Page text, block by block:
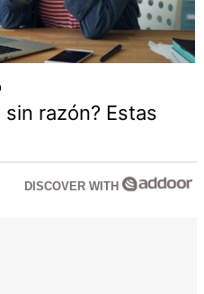
razón? Estas
DISCOVER WITH